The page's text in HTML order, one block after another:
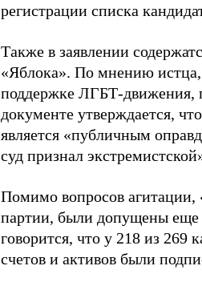
регистрации списка
Также в заявлении
«Яблока». По мнению истца,
поддержке ЛГБТ-движения,
документе утверждается,
является «публичным
суд признал
Помимо вопросов
партии, были допущены еще
говорится, что у 218 из 269
счетов и активов были